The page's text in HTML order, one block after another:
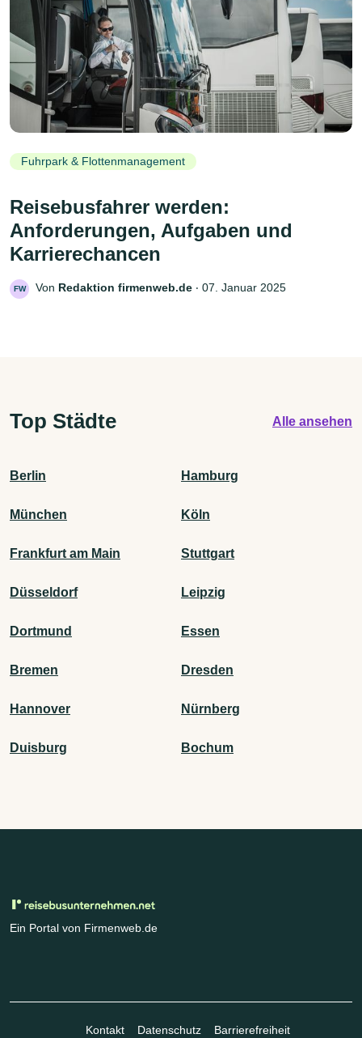
Fuhrpark & Flottenmanagement
Reisebusfahrer werden:
Anforderungen, Aufgaben und
Karrierechancen
FW Von Redaktion firmenweb.de ‧ 07. Januar 2025
Top Städte Alle ansehen
Berlin Hamburg
München Köln
Frankfurt am Main Stuttgart
Düsseldorf Leipzig
Dortmund Essen
Bremen Dresden
Hannover Nürnberg
Duisburg Bochum
Ein Portal von Firmenweb.de
Kontakt Datenschutz Barrierefreiheit